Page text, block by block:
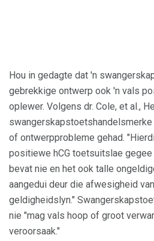
Hou in gedagte dat 'n
gebrekkige ontwerp ook 'n vals
oplewer. Volgens dr. Cole, et al.,
of ontwerpprobleme gehad.
positiewe hCG toetsuitslae gegee
bevat nie en het ook talle
aangedui deur die afwesigheid
geldigheidslyn."
nie "mag vals hoop of groot
veroorsaak."